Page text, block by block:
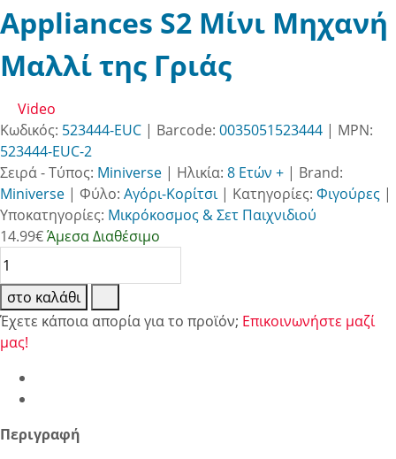
Appliances S2 Μίνι Μηχανή
Μαλλί της Γριάς
Video
Κωδικός: 523444-EUC | Barcode: 0035051523444 | MPN:
523444-EUC-2
Σειρά - Τύπος: Miniverse | Ηλικία: 8 Ετών + | Brand:
Miniverse | Φύλο: Αγόρι-Κορίτσι| Κατηγορίες: Φιγούρες |
Υποκατηγορίες: Μικρόκοσμος & Σετ Παιχνιδιού
14.99€Άμεσα Διαθέσιμο
στο καλάθι
Έχετε κάποια απορία για το προϊόν; Επικοινωνήστε μαζί
μας!
Περιγραφή